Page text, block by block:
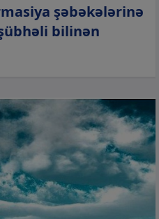
şəbəkələrinə
bilinən